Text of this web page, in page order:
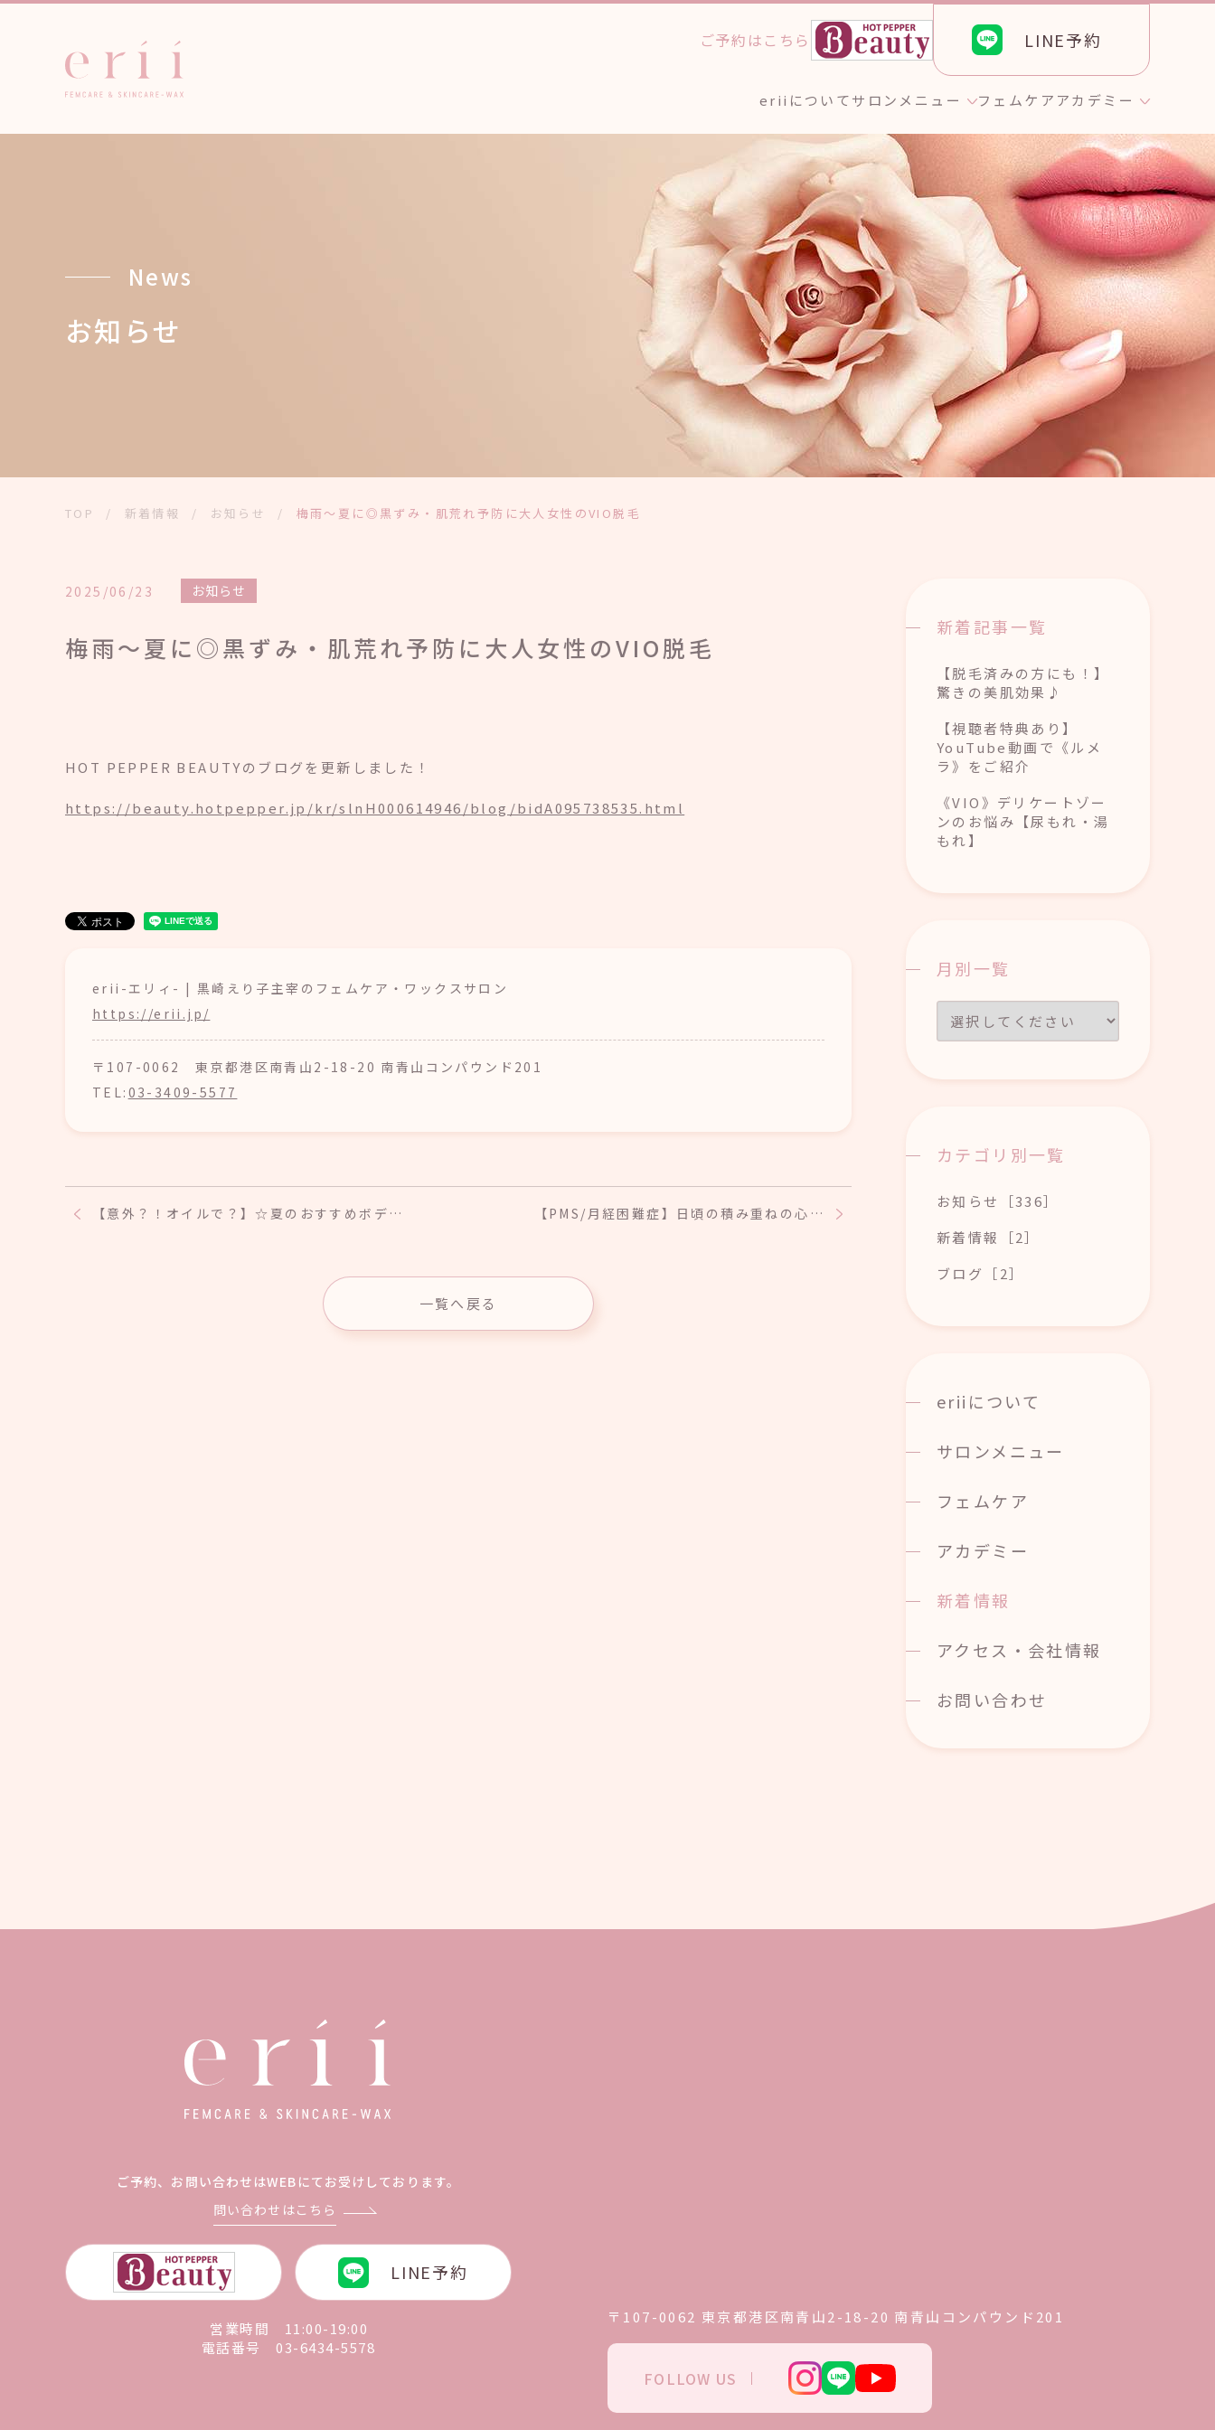
eriiについてサロンメニュー
ワックストリートメントエステティック GROTTY PRO
アイブロウスタイリング
フェムケア アカデミー
個人のお客様へ
ご予約はこちら LINE予約
News
お知らせ
TOP / 新着情報 / お知らせ / 梅雨～夏に◎黒ずみ・肌荒れ予防に大人女性のVIO脱毛
2025/06/23 お知らせ
梅雨～夏に◎黒ずみ・肌荒れ予防に大人女性のVIO脱毛
HOT PEPPER BEAUTYのブログを更新しました！
https://beauty.hotpepper.jp/kr/slnH000614946/blog/bidA095738535.html
erii-エリィ- | 黒崎えり子主宰のフェムケア・ワックスサロン
https://erii.jp/
〒107-0062 東京都港区南青山2-18-20 南青山コンパウンド201
TEL: 03-3409-5577
【意外？！オイルで？】☆夏のおすすめボデ… 【PMS/月経困難症】日頃の積み重ねの心…
一覧へ戻る
新着記事一覧
【脱毛済みの方にも！】
驚きの美肌効果♪
【視聴者特典あり】
YouTube動画で《ルメ
ラ》をご紹介
《VIO》デリケートゾー
ンのお悩み【尿もれ・湯
もれ】
月別一覧
カテゴリ別一覧
お知らせ［336］
新着情報［2］
ブログ［2］
eriiについて
サロンメニュー
フェムケア
アカデミー
新着情報
アクセス・会社情報
お問い合わせ
ご予約、お問い合わせはWEBにてお受けしております。
問い合わせはこちら
LINE予約
営業時間 11:00-19:00
電話番号03-6434-5578
〒107-0062 東京都港区南青山2-18-20 南青山コンパウンド201
FOLLOW US